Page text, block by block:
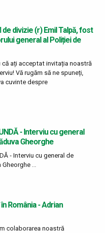
divizie (r) Emil Talpă, fost
general al Poliției de
că ați acceptat invitația noastră
Vă rugăm să ne spuneți,
cuvinte despre
- Interviu cu general
Gheorghe
- Interviu cu general de
...
România - Adrian
colaborarea noastră